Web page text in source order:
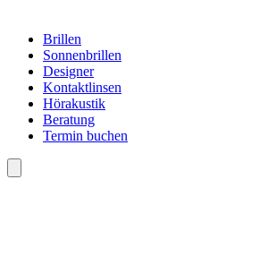
Brillen
Sonnenbrillen
Designer
Kontaktlinsen
Hörakustik
Beratung
Termin buchen